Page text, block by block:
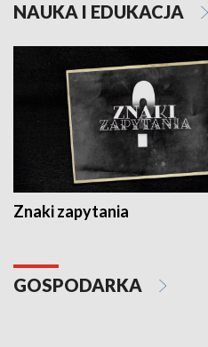
NAUKA I EDUKACJA
Znaki zapytania
GOSPODARKA